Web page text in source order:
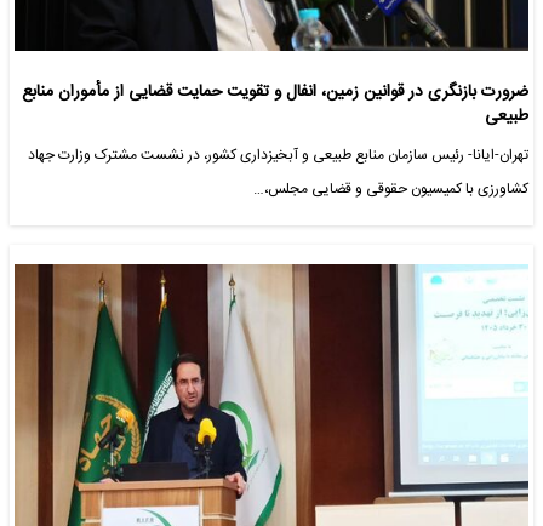
ضرورت بازنگری در قوانین زمین، انفال و تقویت حمایت قضایی از مأموران منابع
طبیعی
تهران-ایانا- رئیس سازمان منابع طبیعی و آبخیزداری کشور، در نشست مشترک وزارت جهاد
کشاورزی با کمیسیون حقوقی و قضایی مجلس،…